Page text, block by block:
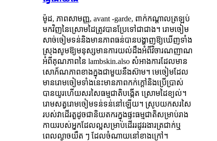
ម៉ូដ, ភាពសាមញ្ញ, avant -garde, ពាក់កណ្តាលត្រឡប់
មកវិញនៃស្រោមដៃត្រូវបានប្រែទៅជាជាង។ រោមចៀម
សាច់ចៀមទន់និងមានភាពធន់បានបង្ហាញឱ្យឃើញទាំង
ស្រុងសូមឱ្យមនុស្សមានការយល់ដឹងអំពីវិចារណញាណ
អំពីគុណភាពនៃ lambskin.also សំអាងការដែលមាន
សោភ័ណភាពខាងក្នុងជាមួយនឹងស៊ាម។ មេចៀមដែល
មានរោមចៀមទាំងនេះមានភាពកក់ក្តៅនិងប្រើប្រាស់
បានយូរហើយសរសៃធម្មជាតិបង្កើត ស្រោមដៃខ្យល់។
រោមសត្វរោមចៀមទន់ទន់នៅឡើយ។ ស្រូបយកសរសៃ
របស់វាដើរតួដូចជានិយតករក្នុងផ្ទះធម្មជាតិសម្រាប់រាង
កាយរបស់អ្នកដែលល្អសម្រាប់ដើររដូវរងារត្រជាក់ឬ
ពេលល្ងាចយឺត ៗ ដែលចំណាយនៅខាងក្រៅ។